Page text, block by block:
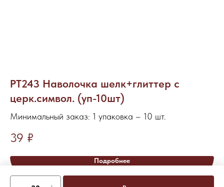
РТ243 Наволочка шелк+глиттер с
церк.символ. (уп-10шт)
Минимальный заказ: 1 упаковка – 10 шт.
39 ₽
Подробнее